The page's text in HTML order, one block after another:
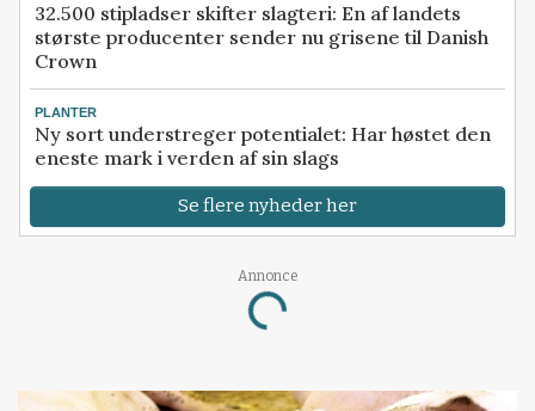
32.500 stipladser skifter slagteri: En af landets
største producenter sender nu grisene til Danish
Crown
PLANTER
Ny sort understreger potentialet: Har høstet den
eneste mark i verden af sin slags
Se flere nyheder her
Annonce
Loading...